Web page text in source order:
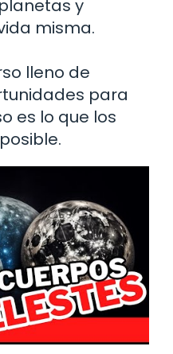
y
misma.
lleno de
para
es lo que los